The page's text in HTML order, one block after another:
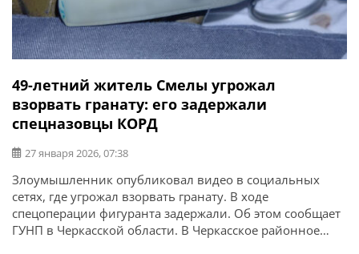
49-летний житель Смелы угрожал
взорвать гранату: его задержали
спецназовцы КОРД
27 января 2026, 07:38
Злоумышленник опубликовал видео в социальных
сетях, где угрожал взорвать гранату. В ходе
спецоперации фигуранта задержали. Об этом сообщает
ГУНП в Черкасской области. В Черкасское районное